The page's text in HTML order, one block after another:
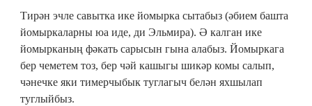
Тирән эчле савытка ике йомырка сытабыз (әбием башта
йомыркаларны юа иде, ди Эльмира). Ә калган ике
йомырканың фәкать сарысын гына алабыз. Йомыркага
бер чеметем тоз, бер чәй кашыгы шикәр комы салып,
чәнечке яки тимерчыбык туглагыч белән яхшылап
туглыйбыз.